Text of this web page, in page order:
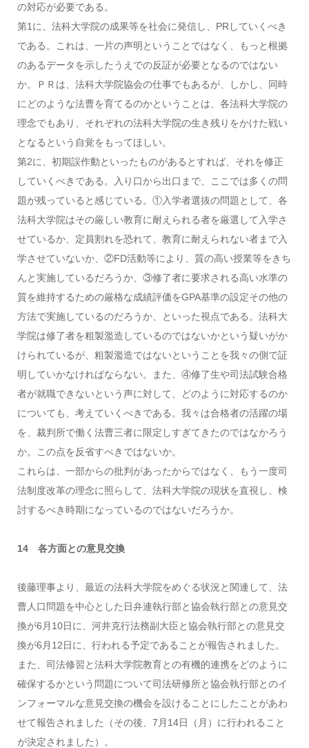
の対応が必要である。
第1に、法科大学院の成果等を社会に発信し、PRしていくべき
である。これは、一片の声明ということではなく、もっと根拠
のあるデータを示したうえでの反証が必要となるのではない
か。ＰＲは、法科大学院協会の仕事でもあるが、しかし、同時
にどのような法曹を育てるのかということは、各法科大学院の
理念でもあり、それぞれの法科大学院の生き残りをかけた戦い
となるという自覚をもってほしい。
第2に、初期誤作動といったものがあるとすれば、それを修正
していくべきである。入り口から出口まで、ここでは多くの問
題が残っていると感じている。①入学者選抜の問題として、各
法科大学院はその厳しい教育に耐えられる者を厳選して入学さ
せているか、定員割れを恐れて、教育に耐えられない者まで入
学させていないか、②FD活動等により、質の高い授業等をきち
んと実施しているだろうか、③修了者に要求される高い水準の
質を維持するための厳格な成績評価をGPA基準の設定その他の
方法で実施しているのだろうか、といった視点である。法科大
学院は修了者を粗製濫造しているのではないかという疑いがか
けられているが、粗製濫造ではないということを我々の側で証
明していかなければならない。また、④修了生や司法試験合格
者が就職できないという声に対して、どのように対応するのか
についても、考えていくべきである。我々は合格者の活躍の場
を、裁判所で働く法曹三者に限定しすぎてきたのではなかろう
か。この点を反省すべきではないか。
これらは、一部からの批判があったからではなく、もう一度司
法制度改革の理念に照らして、法科大学院の現状を直視し、検
討するべき時期になっているのではないだろうか。
14 各方面との意見交換
後藤理事より、最近の法科大学院をめぐる状況と関連して、法
曹人口問題を中心とした日弁連執行部と協会執行部との意見交
換が6月10日に、河井克行法務副大臣と協会執行部との意見交
換が6月12日に、行われる予定であることが報告されました。
また、司法修習と法科大学院教育との有機的連携をどのように
確保するかという問題について司法研修所と協会執行部とのイ
ンフォーマルな意見交換の機会を設けることにしたことがあわ
せて報告されました（その後、7月14日（月）に行われること
が決定されました）。